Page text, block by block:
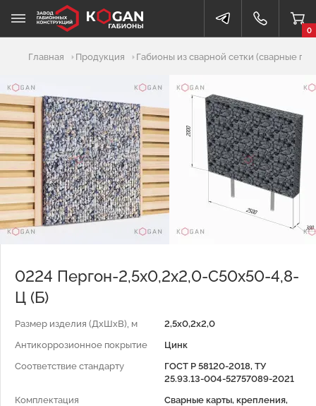
0
Добавлено в корзину
Главная Продукция Габионы из сварной сетки (сварные
0224 Пергон-2,5х0,2х2,0-С50х50-4,8-
Ц (Б)
Размер изделия (ДхШхВ), м
2,5x0,2x2,0
Антикоррозионное покрытие
Цинк
Соответствие стандарту
ГОСТ Р 58120-2018, ТУ
25.93.13-004-52757089-2021
Комплектация
Сварные карты, крепления,